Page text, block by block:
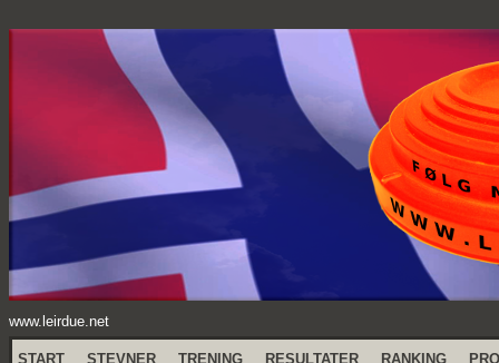
www.leirdue.net
START STEVNER TRENING RESULTATER RANKING